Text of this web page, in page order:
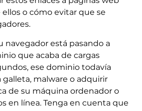
o cómo evitar que se
navegador está pasando a
que acaba de cargas
ese dominio todavía
malware o adquirir
de su máquina ordenador o
en línea. Tenga en cuenta que